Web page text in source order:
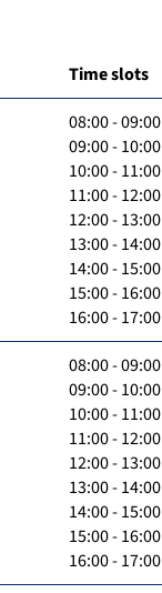
Time slots
08:00 - 09:00
09:00 - 10:00
10:00 - 11:00
11:00 - 12:00
12:00 - 13:00
13:00 - 14:00
14:00 - 15:00
15:00 - 16:00
16:00 - 17:00
08:00 - 09:00
09:00 - 10:00
10:00 - 11:00
11:00 - 12:00
12:00 - 13:00
13:00 - 14:00
14:00 - 15:00
15:00 - 16:00
16:00 - 17:00